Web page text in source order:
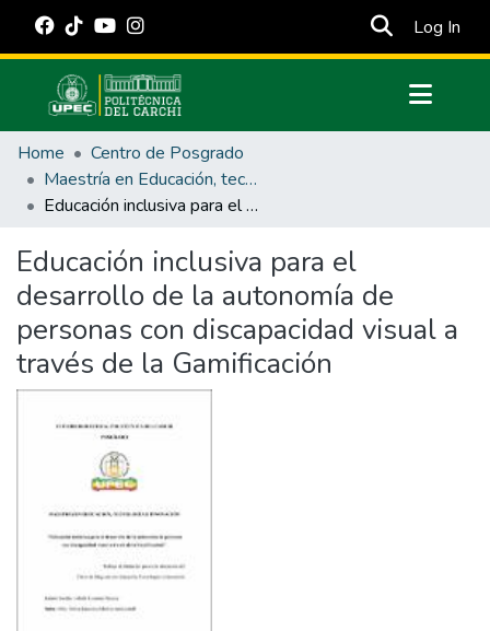
Log In
Communities & Collections
All of DSpace
Statistics
Estadísticas Externas
Manuales
Home
Centro de Posgrado
Maestría en Educación, tecnología e innovación.
Educación inclusiva para el desarrollo de la autonomía de personas con discapacidad visual a través de la Gamificación
Educación inclusiva para el
desarrollo de la autonomía de
personas con discapacidad visual a
través de la Gamificación